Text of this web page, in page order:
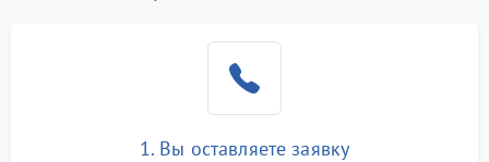
1. Вы оставляете заявку